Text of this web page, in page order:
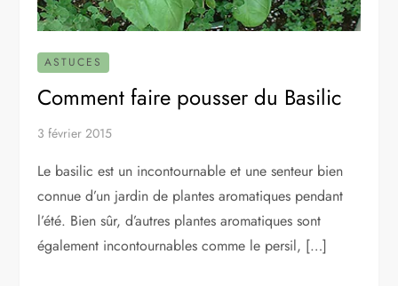
ASTUCES
Comment faire pousser du Basilic
3 février 2015
Le basilic est un incontournable et une senteur bien
connue d’un jardin de plantes aromatiques pendant
l’été. Bien sûr, d’autres plantes aromatiques sont
également incontournables comme le persil, […]